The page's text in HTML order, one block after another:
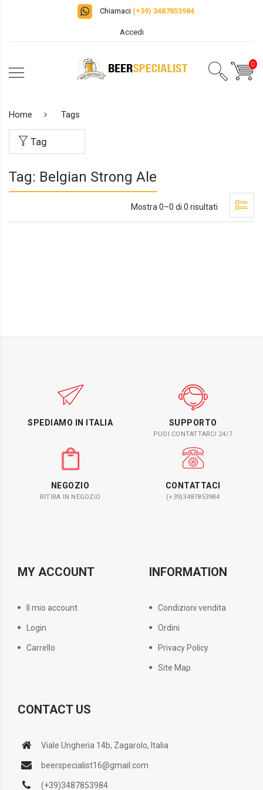
Chiamaci (+39) 3487853984
Accedi
0
Home Tags
Tag
Tag: Belgian Strong Ale
Mostra 0–0 di 0 risultati
SPEDIAMO IN ITALIA SUPPORTO
PUOI CONTATTARCI 24/7
NEGOZIO
RITIRA IN NEGOZIO
CONTATTACI
(+39)3487853984
MY ACCOUNT
Il mio account
Login
Carrello
INFORMATION
Condizioni vendita
Ordini
Privacy Policy
Site Map
CONTACT US
Viale Ungheria 14b, Zagarolo, Italia
beerspecialist16@gmail.com
(+39)3487853984